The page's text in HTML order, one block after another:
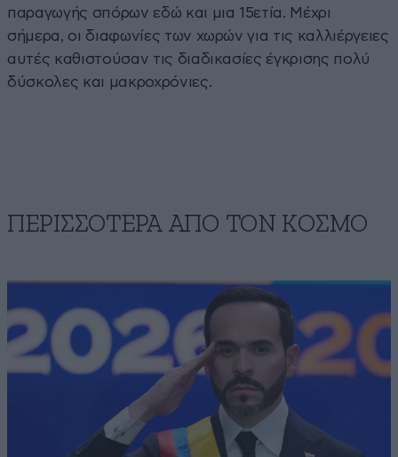
παραγωγής σπόρων εδώ και μια 15ετία. Μέχρι
σήμερα, οι διαφωνίες των χωρών για τις καλλιέργειες
αυτές καθιστούσαν τις διαδικασίες έγκρισης πολύ
δύσκολες και μακροχρόνιες.
ΠΕΡΙΣΣΟΤΕΡΑ ΑΠΟ ΤΟΝ ΚΟΣΜΟ